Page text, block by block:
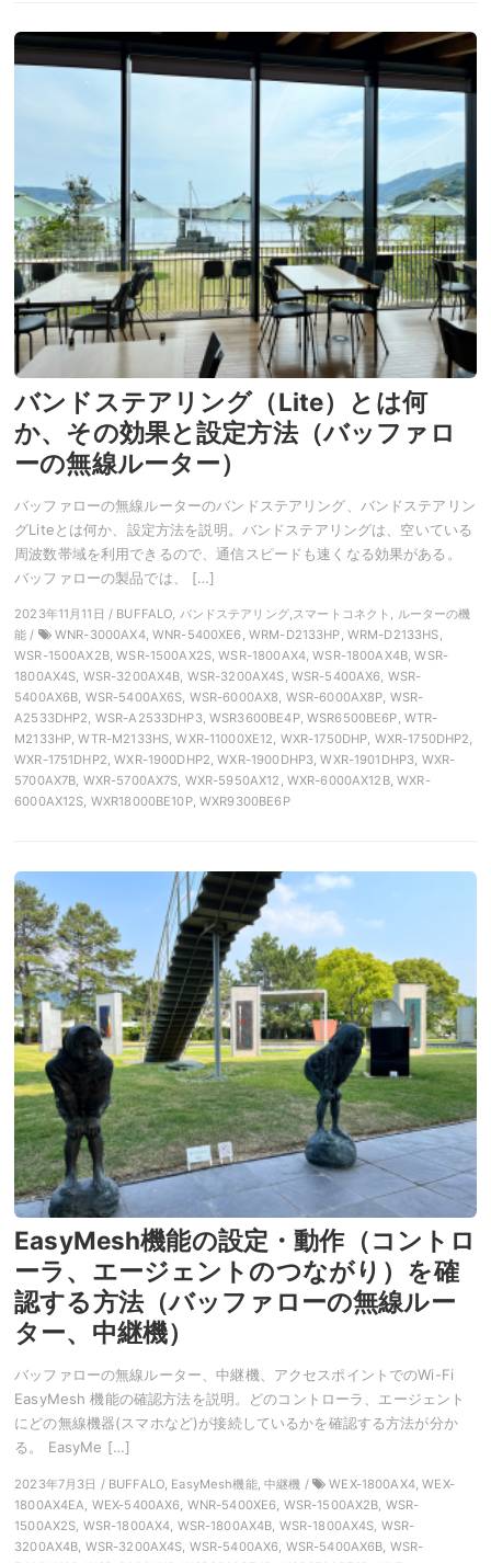
バンドステアリング（Lite）とは何
か、その効果と設定方法（バッファロ
ーの無線ルーター）
バッファローの無線ルーターのバンドステアリング、バンドステアリン
グLiteとは何か、設定方法を説明。バンドステアリングは、空いている
周波数帯域を利用できるので、通信スピードも速くなる効果がある。
バッファローの製品では、 […]
2023年11月11日 / BUFFALO, バンドステアリング,スマートコネクト, ルーターの機
能 /
WNR-3000AX4, WNR-5400XE6, WRM-D2133HP, WRM-D2133HS,
WSR-1500AX2B, WSR-1500AX2S, WSR-1800AX4, WSR-1800AX4B, WSR-
1800AX4S, WSR-3200AX4B, WSR-3200AX4S, WSR-5400AX6, WSR-
5400AX6B, WSR-5400AX6S, WSR-6000AX8, WSR-6000AX8P, WSR-
A2533DHP2, WSR-A2533DHP3, WSR3600BE4P, WSR6500BE6P, WTR-
M2133HP, WTR-M2133HS, WXR-11000XE12, WXR-1750DHP, WXR-1750DHP2,
WXR-1751DHP2, WXR-1900DHP2, WXR-1900DHP3, WXR-1901DHP3, WXR-
5700AX7B, WXR-5700AX7S, WXR-5950AX12, WXR-6000AX12B, WXR-
6000AX12S, WXR18000BE10P, WXR9300BE6P
EasyMesh機能の設定・動作（コントロ
ーラ、エージェントのつながり）を確
認する方法（バッファローの無線ルー
ター、中継機）
バッファローの無線ルーター、中継機、アクセスポイントでのWi-Fi
EasyMesh 機能の確認方法を説明。どのコントローラ、エージェント
にどの無線機器(スマホなど)が接続しているかを確認する方法が分か
る。 EasyMe […]
2023年7月3日 / BUFFALO, EasyMesh機能, 中継機 /
WEX-1800AX4, WEX-
1800AX4EA, WEX-5400AX6, WNR-5400XE6, WSR-1500AX2B, WSR-
1500AX2S, WSR-1800AX4, WSR-1800AX4B, WSR-1800AX4S, WSR-
3200AX4B, WSR-3200AX4S, WSR-5400AX6, WSR-5400AX6B, WSR-